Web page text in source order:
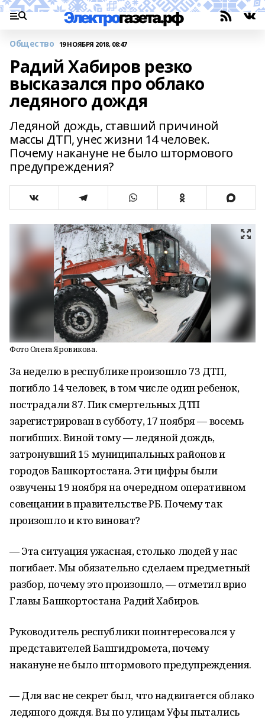
Общество 19 НОЯБРЯ 2018, 08:47
Радий Хабиров резко
высказался про облако
ледяного дождя
Ледяной дождь, ставший причиной
массы ДТП, унес жизни 14 человек.
Почему накануне не было штормового
предупреждения?
Фото Олега Яровикова.
За неделю в республике произошло 73 ДТП,
погибло 14 человек, в том числе один ребенок,
пострадали 87. Пик смертельных ДТП
зарегистрирован в субботу, 17 ноября — восемь
погибших. Виной тому — ледяной дождь,
затронувший 15 муниципальных районов и
городов Башкортостана. Эти цифры были
озвучены 19 ноября на очередном оперативном
совещании в правительстве РБ. Почему так
произошло и кто виноват?
— Эта ситуация ужасная, столько людей у нас
погибает. Мы обязательно сделаем предметный
разбор, почему это произошло, — отметил врио
Главы Башкортостана Радий Хабиров.
Руководитель республики поинтересовался у
представителей Башгидромета, почему
накануне не было штормового предупреждения.
— Для вас не секрет был, что надвигается облако
ледяного дождя. Вы по улицам Уфы пытались